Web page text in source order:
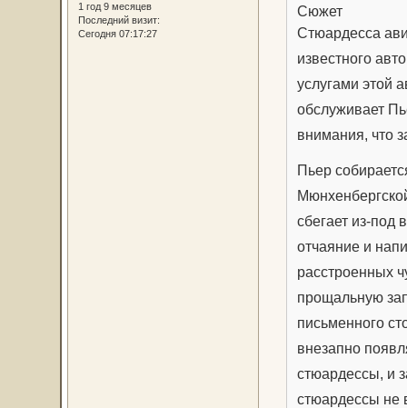
1 год 9 месяцев
Последний визит:
Сегодня 07:17:27
Сюжет
Стюардесса
известного
услугами этой
обслуживает
внимания, что
Пьер
сбегает из-
отчаяние и
расстроенных
прощальную
письменного
внезапно
стюардессы, и
стюардессы не